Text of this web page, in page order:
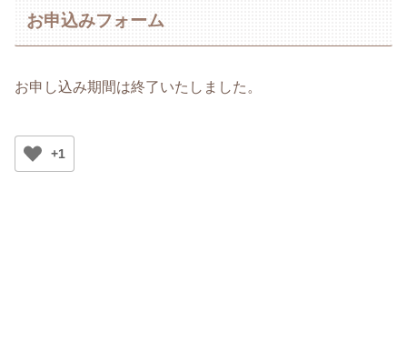
お申込みフォーム
お申し込み期間は終了いたしました。
+1